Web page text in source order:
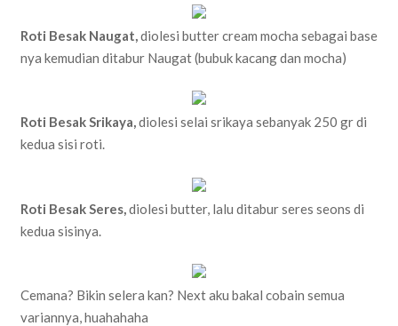
Roti Besak Naugat, diolesi butter cream mocha sebagai base
nya kemudian ditabur Naugat (bubuk kacang dan mocha)
Roti Besak Srikaya,diolesi selai srikaya sebanyak 250 gr di
kedua sisi roti.
Roti Besak Seres, diolesi butter, lalu ditabur seres seons di
kedua sisinya.
Cemana? Bikin selera kan? Next aku bakal cobain semua
variannya, huahahaha